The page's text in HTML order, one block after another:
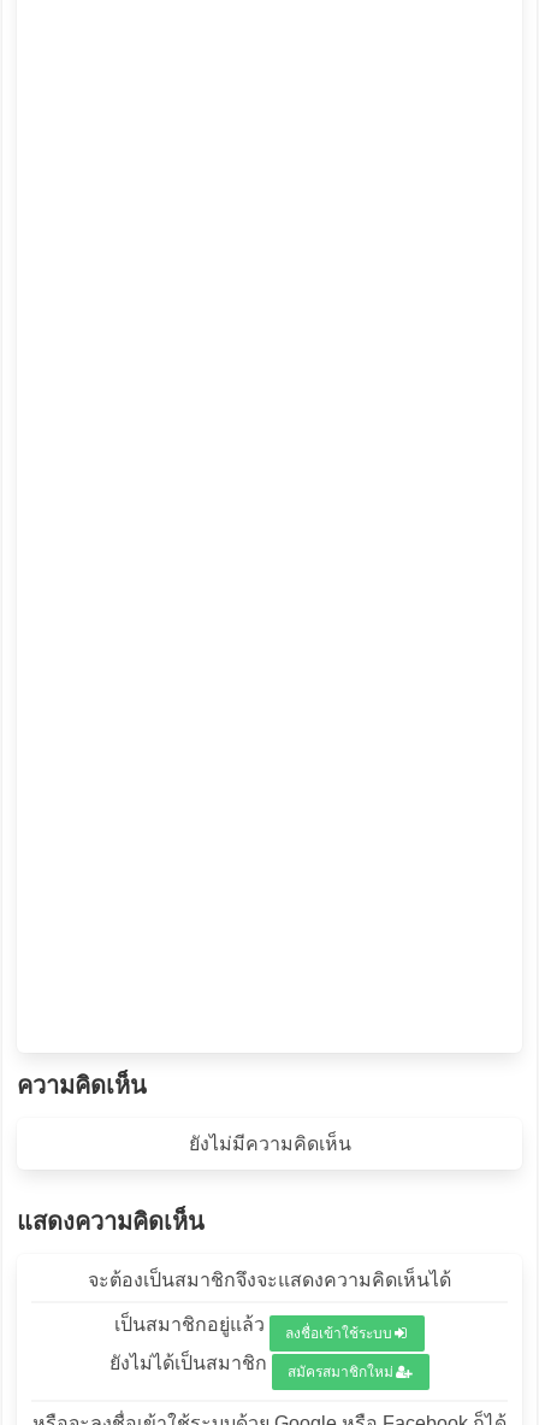
ความคิดเห็น
ยังไม่มีความคิดเห็น
แสดงความคิดเห็น
จะต้องเป็นสมาชิกจึงจะแสดงความคิดเห็นได้
เป็นสมาชิกอยู่แล้ว ลงชื่อเข้าใช้ระบบ
ยังไม่ได้เป็นสมาชิก สมัครสมาชิกใหม่